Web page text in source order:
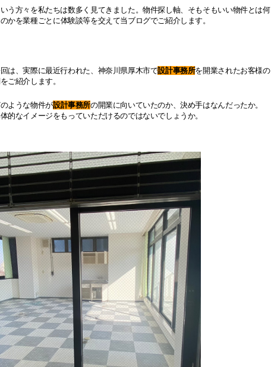
いう方々を私たちは数多く見てきました。物件探し軸、そもそもいい物件とは何
かを業種ごとに体験談等を交えて当ブログでご紹介します。
は、実際に最近行われた、神奈川県厚木市で設計事務所を開業されたお客様の
ご紹介します。
のような物件が設計事務所の開業に向いていたのか、決め手はなんだったか。
的なイメージをもっていただけるのではないでしょうか。